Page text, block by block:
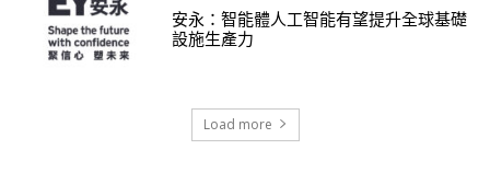
安永：智能體人工智能有望提升全球基礎
設施生產力
Load more